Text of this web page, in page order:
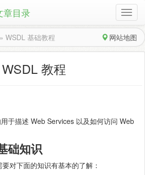
章目录
» WSDL 基础教程 网站地图
WSDL 教程
于描述 Web Services 以及如何访问 Web
础知识
对下面的知识有基本的了解：